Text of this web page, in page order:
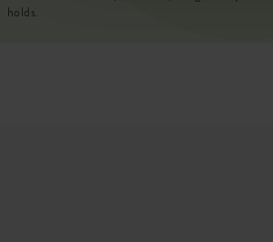
holds.